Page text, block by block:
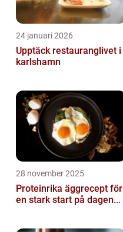
24 januari 2026
Upptäck restauranglivet i
karlshamn
28 november 2025
Proteinrika äggrecept för
en stark start på dagen...